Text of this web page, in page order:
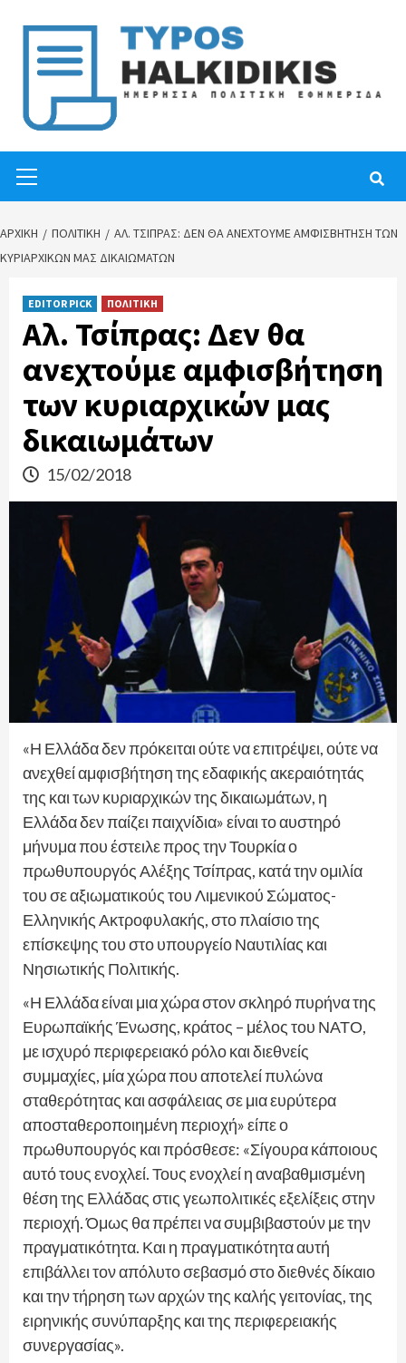
content
Menu
ΑΡΧΙΚΉ ΠΟΛΙΤΙΚΗ
ΑΛ. ΤΣΊΠΡΑΣ: ΔΕΝ ΘΑ ΑΝΕΧΤΟΎΜΕ ΑΜΦΙΣΒΉΤΗΣΗ ΤΩΝ
ΚΥΡΙΑΡΧΙΚΏΝ ΜΑΣ ΔΙΚΑΙΩΜΆΤΩΝ
EDITOR PICK ΠΟΛΙΤΙΚΗ
Αλ. Τσίπρας: Δεν θα
ανεχτούμε αμφισβήτηση
των κυριαρχικών μας
δικαιωμάτων
15/02/2018
«Η Ελλάδα δεν πρόκειται ούτε να επιτρέψει, ούτε να
ανεχθεί αμφισβήτηση της εδαφικής ακεραιότητάς
της και των κυριαρχικών της δικαιωμάτων, η
Ελλάδα δεν παίζει παιχνίδια» είναι το αυστηρό
μήνυμα που έστειλε προς την Τουρκία ο
πρωθυπουργός Αλέξης Τσίπρας, κατά την ομιλία
του σε αξιωματικούς του Λιμενικού Σώματος-
Ελληνικής Ακτροφυλακής, στο πλαίσιο της
επίσκεψης του στο υπουργείο Ναυτιλίας και
Νησιωτικής Πολιτικής.
«Η Ελλάδα είναι μια χώρα στον σκληρό πυρήνα της
Ευρωπαϊκής Ένωσης, κράτος – μέλος του ΝΑΤΟ,
με ισχυρό περιφερειακό ρόλο και διεθνείς
συμμαχίες, μία χώρα που αποτελεί πυλώνα
σταθερότητας και ασφάλειας σε μια ευρύτερα
αποσταθεροποιημένη περιοχή» είπε ο
πρωθυπουργός και πρόσθεσε: «Σίγουρα κάποιους
αυτό τους ενοχλεί. Τους ενοχλεί η αναβαθμισμένη
θέση της Ελλάδας στις γεωπολιτικές εξελίξεις στην
περιοχή. Όμως θα πρέπει να συμβιβαστούν με την
πραγματικότητα. Και η πραγματικότητα αυτή
επιβάλλει τον απόλυτο σεβασμό στο διεθνές δίκαιο
και την τήρηση των αρχών της καλής γειτονίας, της
ειρηνικής συνύπαρξης και της περιφερειακής
συνεργασίας».